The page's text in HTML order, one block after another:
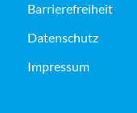
Barrierefreiheit
Datenschutz
Impressum